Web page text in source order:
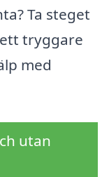
Ta steget
tryggare
med
utan